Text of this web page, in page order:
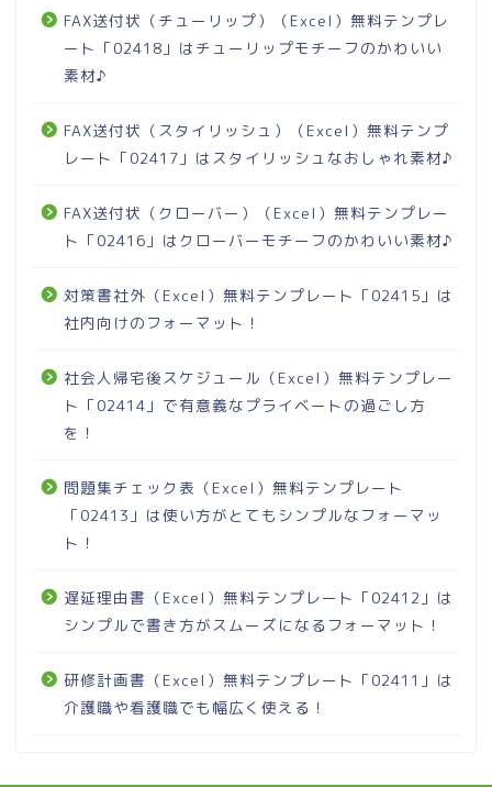
FAX送付状（チューリップ）（Excel）無料テンプレ
ート「02418」はチューリップモチーフのかわいい
素材♪
FAX送付状（スタイリッシュ）（Excel）無料テンプ
レート「02417」はスタイリッシュなおしゃれ素材♪
FAX送付状（クローバー）（Excel）無料テンプレー
ト「02416」はクローバーモチーフのかわいい素材♪
対策書社外（Excel）無料テンプレート「02415」は
社内向けのフォーマット！
社会人帰宅後スケジュール（Excel）無料テンプレー
ト「02414」で有意義なプライベートの過ごし方
を！
問題集チェック表（Excel）無料テンプレート
「02413」は使い方がとてもシンプルなフォーマッ
ト！
遅延理由書（Excel）無料テンプレート「02412」は
シンプルで書き方がスムーズになるフォーマット！
研修計画書（Excel）無料テンプレート「02411」は
介護職や看護職でも幅広く使える！